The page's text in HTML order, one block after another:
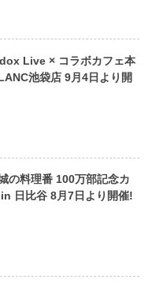
Live × コラボカフェ本
池袋店 9月4日より開
の料理番 100万部記念カ
日比谷 8月7日より開催!